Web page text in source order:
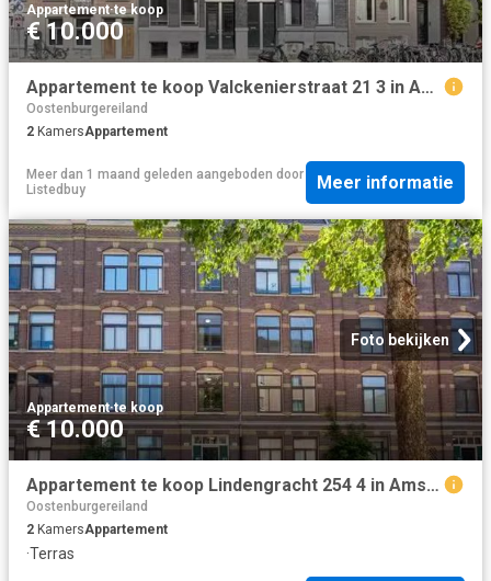
Appartement·te koop
€ 10.000
Appartement te koop Valckenierstraat 21 3 in Amsterdam voor €.
Oostenburgereiland
2 KamersAppartement
Meer dan 1 maand geleden aangeboden door
Listedbuy
Meer informatie
Foto bekijken
Appartement·te koop
€ 10.000
Appartement te koop Lindengracht 254 4 in Amsterdam voor € 379.
Oostenburgereiland
2 KamersAppartement
·Terras